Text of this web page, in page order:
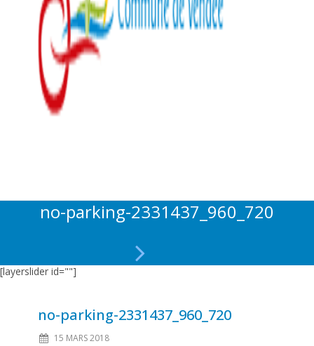
no-parking-2331437_960_720
[layerslider id=""]
no-parking-2331437_960_720
15 MARS 2018